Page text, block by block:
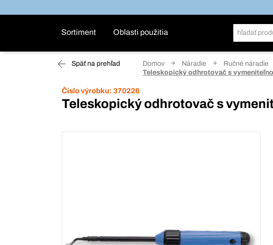
Sortiment Oblasti použitia
Späť na prehľad Domov Náradie Ručné náradie
Teleskopický odhrotovač s
Číslo výrobku: 370226
Teleskopický odhrotovač s